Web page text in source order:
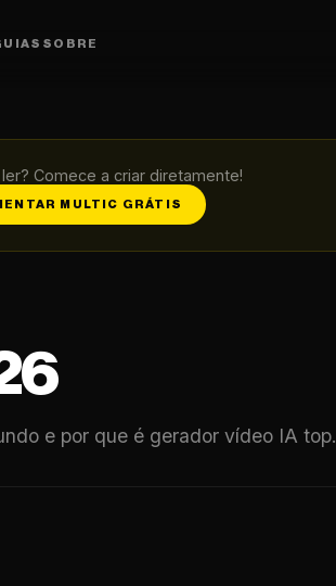
SOBRE
Comece a criar diretamente!
MULTIC GRÁTIS
e por que é gerador vídeo IA top.